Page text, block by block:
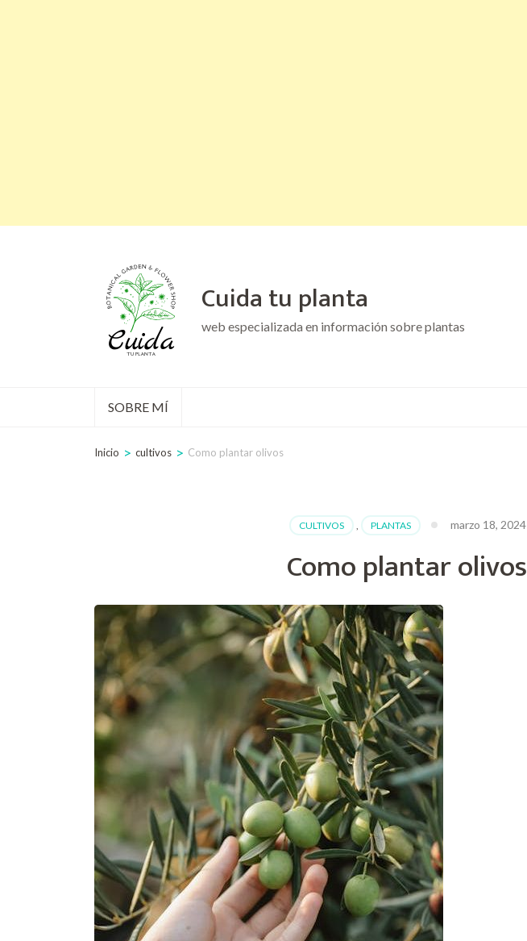
Cuida tu planta
web especializada en información sobre plantas
SOBRE MÍ
Inicio > cultivos > Como plantar olivos
CULTIVOS , PLANTAS marzo 18, 2024
Como plantar olivos